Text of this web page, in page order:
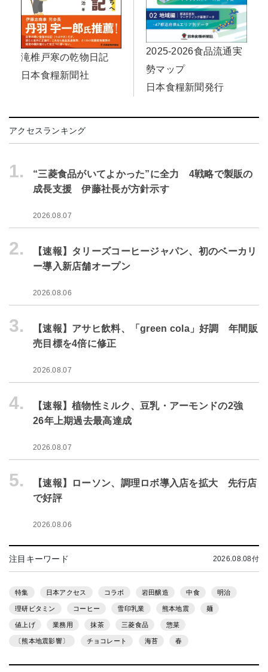
滝椎戸寒の乾物日記
日本食糧新聞社
2025-2026食品流通実
勢マップ
日本食糧新聞発行
アクセスランキング
1.
“三菱食品がいてよかった”に全力 4戦略で製販の
成長支援 伊藤社長が方針示す
2026.08.07
2.
【速報】タリーズコーヒージャパン、初のベーカリ
ー導入新店舗オープン
2026.08.06
3.
【速報】アサヒ飲料、「green cola」好調 年間販
売目標を4倍に修正
2026.08.07
4.
【速報】植物性ミルク、豆乳・アーモンドの2強
26年上期過去最高達成
2026.08.07
5.
【速報】ローソン、調理ロボ導入店を拡大 先行店
で好評
2026.08.06
注目キーワード 2026.08.08付
特集 日本アクセス コラボ 岩田醸造 中食 明治
理研ビタミン コーヒー 雪印乳業 熊本地震 麺
値上げ 業務用 抹茶 三菱食品 惣菜
〔熊本地震影響〕 チョコレート 海苔 春